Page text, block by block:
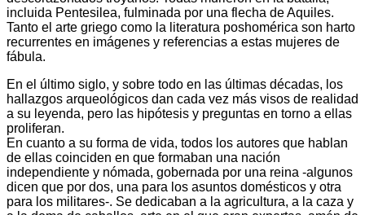
incluida Pentesilea, fulminada por una flecha de Aquiles.
Tanto el arte griego como la literatura poshomérica son harto
recurrentes en imágenes y referencias a estas mujeres de
fábula.
En el último siglo, y sobre todo en las últimas décadas, los
hallazgos arqueológicos dan cada vez más visos de realidad
a su leyenda, pero las hipótesis y preguntas en torno a ellas
proliferan.
En cuanto a su forma de vida, todos los autores que hablan
de ellas coinciden en que formaban una nación
independiente y nómada, gobernada por una reina -algunos
dicen que por dos, una para los asuntos domésticos y otra
para los militares-. Se dedicaban a la agricultura, a la caza y